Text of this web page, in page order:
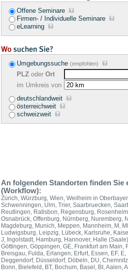
Offene Seminare
Firmen- / Individuelle Seminare
eLearning
Umgebungssuche (empfohlen)
PLZ oder Ort
im Umkreis von
deutschlandweit
österreichweit
schweizweit
An folgenden Standorten finden Sie
(Workflow):
Zürich, Würzburg, Wien, Weilheim in
Schwenningen, Ulm, Trier, Saarbruecken,
Reutlingen, Ratisbon, Regensburg,
Osnabrück, Offenburg, Nürnberg, Nuremberg,
Magdeburg, Munich, Meppen, Mannheim, M,
Ludwigsburg, Leipzig, Lübeck, Karlsruhe,
J, Ingolstadt, Hamburg, Hannover, Halle
Göttingen, Göppingen, GE, Frankfurt am
Breisgau, Fulda, Erlangen, Erfurt, Essen, EF,
Deggendorf, Düsseldorf, Döbeln, DU,
Bonn, Bielefeld, BT, Bochum, Basel, BI, Aalen,